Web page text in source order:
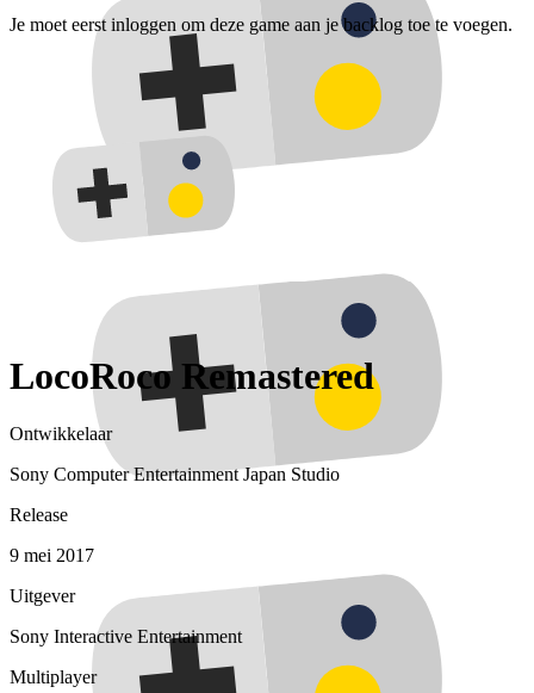
Je moet eerst inloggen om deze game aan je backlog toe te voegen.
LocoRoco Remastered
Ontwikkelaar
Sony Computer Entertainment Japan Studio
Release
9 mei 2017
Uitgever
Sony Interactive Entertainment
Multiplayer